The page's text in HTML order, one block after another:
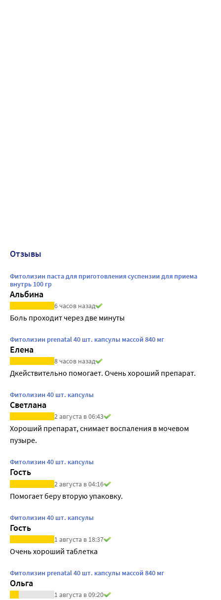
Отзывы
Фитолизин паста для приготовления суспензии для приема
внутрь 100 гр
Альбина
6 часов назад
Боль проходит через две минуты
Фитолизин prenatal 40 шт. капсулы массой 840 мг
Елена
8 часов назад
Дкействительно помогает. Очень хороший препарат.
Фитолизин 40 шт. капсулы
Светлана
2 августа в 06:43
Хороший препарат, снимает воспаления в мочевом
пузыре.
Фитолизин 40 шт. капсулы
Гость
2 августа в 04:16
Помогает беру вторую упаковку.
Фитолизин 40 шт. капсулы
Гость
1 августа в 18:37
Очень хороший таблетка
Фитолизин prenatal 40 шт. капсулы массой 840 мг
Ольга
1 августа в 09:20